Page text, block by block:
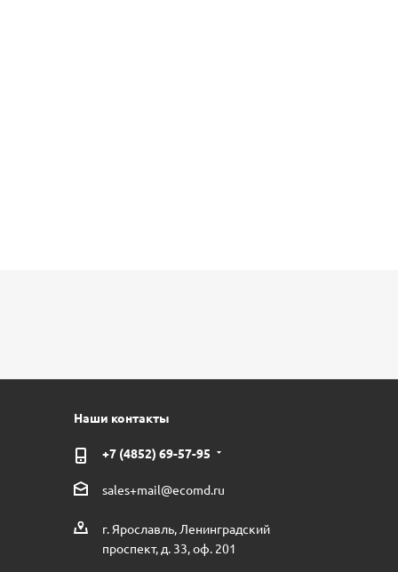
Наши контакты
+7 (4852) 69-57-95
sales+mail@ecomd.ru
г. Ярославль, Ленинградский
проспект, д. 33, оф. 201